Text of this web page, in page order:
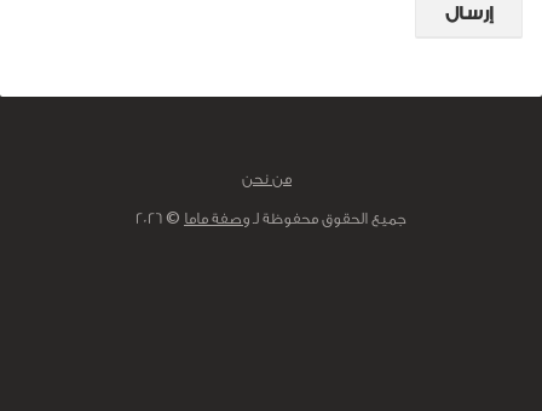
من نحن
جميع الحقوق محفوظة لـ وصفة ماما © 2026